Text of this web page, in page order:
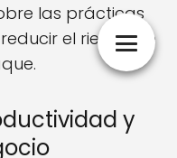
las prácticas
el riesgo de
y